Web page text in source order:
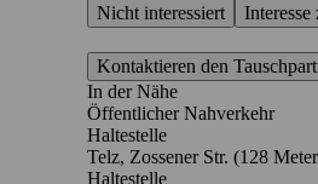
Nicht interessiert Interesse
Kontaktieren den
In der Nähe
Öffentlicher Nahverkehr
Haltestelle
Telz, Zossener Str. (128
Haltestelle